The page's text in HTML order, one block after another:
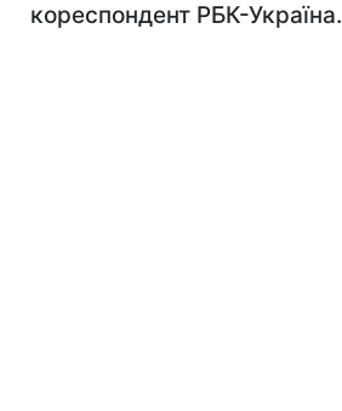
кореспондент РБК-Україна.